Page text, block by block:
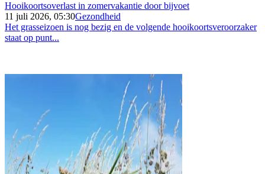
Hooikoortsoverlast in zomervakantie door bijvoet
11 juli 2026, 05:30Gezondheid
Het grasseizoen is nog bezig en de volgende hooikoortsveroorzaker
staat op punt...